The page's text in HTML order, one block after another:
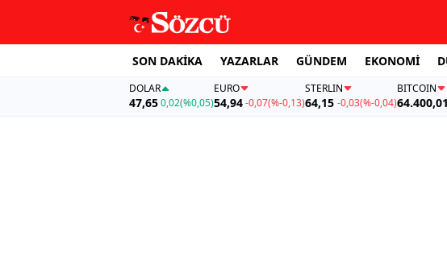
SON DAKİKA YAZARLAR GÜNDEM EKONOMİ
DOLAR
47,650,02(%0,05)
EURO
54,94 -0,07(%-0,13)
STERLIN
64,15 -0,03(%-0,04)
BITCOIN
64.400,01